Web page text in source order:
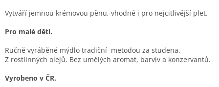
Vytváří jemnou krémovou pěnu, vhodné i pro nejcitlivější pleť.
Pro malé děti.
Ručně vyráběné mýdlo tradiční metodou za studena.
Z rostlinných olejů. Bez umělých aromat, barviv a konzervantů.
Vyrobeno v ČR.